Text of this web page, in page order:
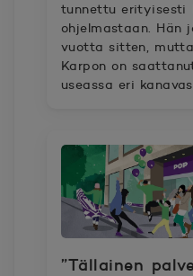
tunnettu erityisesti
ohjelmastaan. Hän
vuotta sitten,
Karpon on
useassa eri
”Tällainen